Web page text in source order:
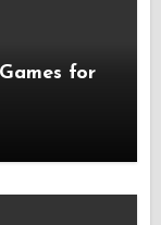
for